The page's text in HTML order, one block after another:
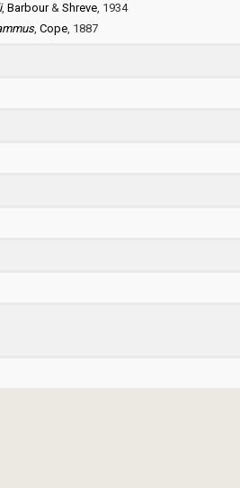
, Barbour& Shreve, 1934
, Cope, 1887